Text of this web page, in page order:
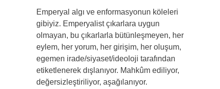
Emperyal algı ve enformasyonun köleleri
gibiyiz. Emperyalist çıkarlara uygun
olmayan, bu çıkarlarla bütünleşmeyen, her
eylem, her yorum, her girişim, her oluşum,
egemen irade/siyaset/ideoloji tarafından
etiketlenerek dışlanıyor. Mahkûm ediliyor,
değersizleştiriliyor, aşağılanıyor.